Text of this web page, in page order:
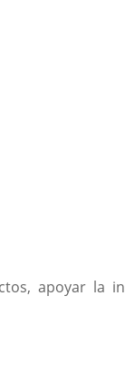
apoyar la